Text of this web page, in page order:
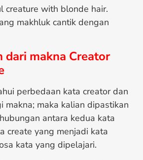
creature with blonde hair.
makhluk cantik dengan
dari makna Creator
perbedaan kata creator dan
makna; maka kalian dipastikan
antara kedua kata
create yang menjadi kata
kata yang dipelajari.